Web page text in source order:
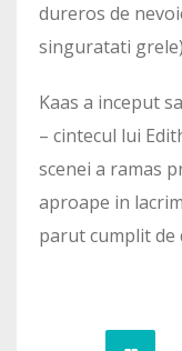
dureros de
singuratati grele)
Kaas a inceput
– cintecul lui
scenei a ramas
aproape in
parut cumplit de